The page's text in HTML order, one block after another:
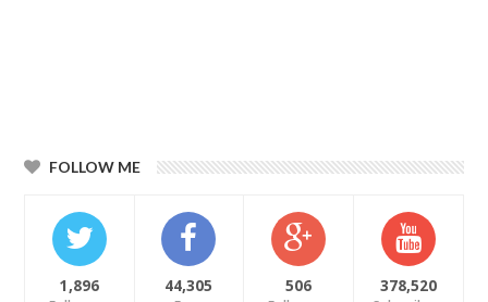
FOLLOW ME
1,896 44,305 506 378,520